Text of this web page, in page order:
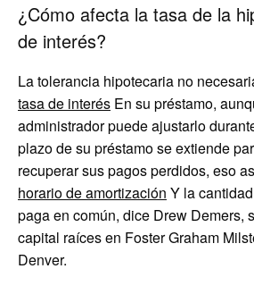
¿Cómo afecta la tasa de la
de interés?
La tolerancia hipotecaria no
tasa de interés En su préstamo,
administrador puede ajustarlo
plazo de su préstamo se extiende
recuperar sus pagos perdidos, eso
horario de amortización Y la
paga en común, dice Drew Demers,
capital raíces en Foster Graham
Denver.